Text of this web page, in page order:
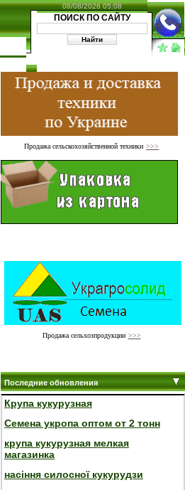
08/08/2026 05:08
ПОИСК ПО САЙТУ
Продажа сельскохозяйственной техники >>>
Продажа сельхозпродукции >>>
Последние обновления
Крупа кукурузная
Семена укропа оптом от 2 тонн
крупа кукурузная мелкая
магазинка
насіння силосної кукурудзи